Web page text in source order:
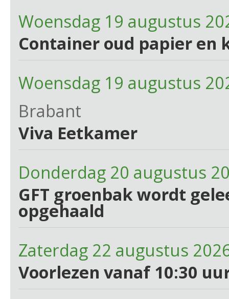
Woensdag 19 augustus
Container oud papier en
Woensdag 19 augustus
Brabant
Viva Eetkamer
Donderdag 20 augustus
GFT groenbak wordt
opgehaald
Zaterdag 22 augustus
Voorlezen vanaf 10:30